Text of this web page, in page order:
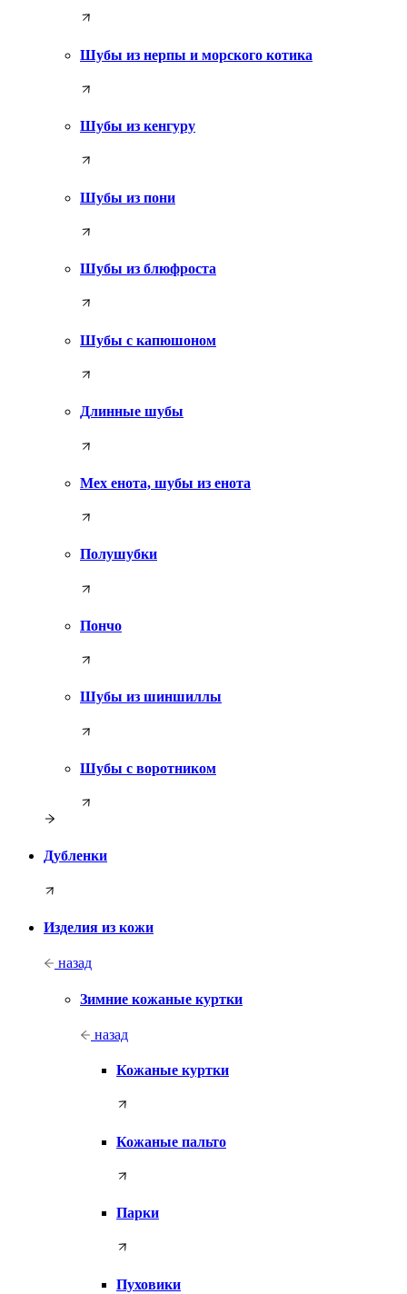
Шубы из нерпы и морского котика
Шубы из кенгуру
Шубы из пони
Шубы из блюфроста
Шубы с капюшоном
Длинные шубы
Мех енота, шубы из енота
Полушубки
Пончо
Шубы из шиншиллы
Шубы с воротником
Дубленки
Изделия из кожи
назад
Зимние кожаные куртки
назад
Кожаные куртки
Кожаные пальто
Парки
Пуховики